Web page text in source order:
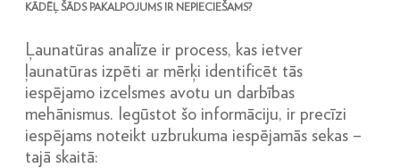
KĀDĒĻ ŠĀDS PAKALPOJUMS IR NEPIECIEŠAMS?
Ļaunatūras analīze ir process, kas ietver
ļaunatūras izpēti ar mērķi identificēt tās
iespējamo izcelsmes avotu un darbības
mehānismus. Iegūstot šo informāciju, ir precīzi
iespējams noteikt uzbrukuma iespējamās sekas –
tajā skaitā: